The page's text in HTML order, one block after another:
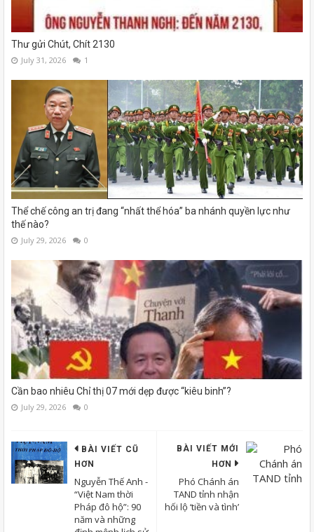
Thư gửi Chút, Chít 2130
July 31, 2026 1
Thể chế công an trị đang “nhất thể hóa” ba nhánh quyền lực như
thế nào?
July 29, 2026 0
Cần bao nhiêu Chỉ thị 07 mới dẹp được “kiêu binh”?
July 29, 2026 0
BÀI VIẾT MỚI
HƠN
Phó Chánh án
TAND tỉnh nhận
hối lộ ‘tiền và tình’
BÀI VIẾT CŨ
HƠN
Nguyễn Thế Anh -
“Việt Nam thời
Pháp đô hộ”: 90
năm và những